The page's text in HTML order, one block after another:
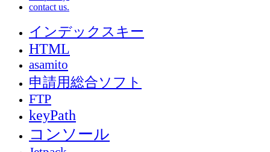
contact us.
インデックスキー
HTML
asamito
申請用総合ソフト
FTP
keyPath
コンソール